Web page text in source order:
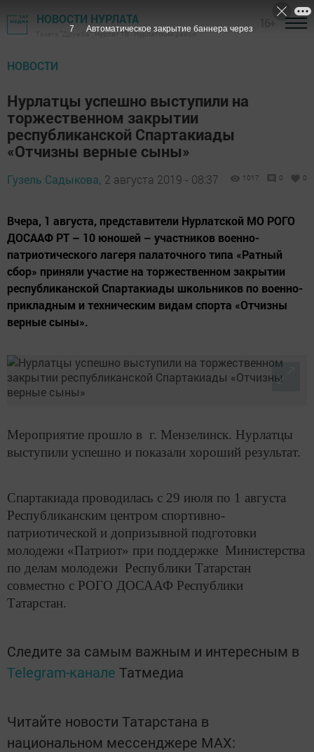
НОВОСТИ НУРЛАТА
Газета "Дружба", Нурлат ТВ - Нурлатский район
НОВОСТИ
Нурлатцы успешно выступили на
торжественном закрытии
республиканской Спартакиады
«Отчизны верные сыны»
Гузель Садыкова, 2 августа 2019 - 08:37 1017 0 0
Вчера, 1 августа, представители Нурлатской МО РОГО
ДОСААФ РТ – 10 юношей – участников военно-
патриотического лагеря палаточного типа «Ратный
сбор» приняли участие на торжественном закрытии
республиканской Спартакиады школьников по военно-
прикладным и техническим видам спорта «Отчизны
верные сыны».
Мероприятие прошло в г. Мензелинск. Нурлатцы
выступили успешно и показали хороший результат.
Спартакиада проводилась с 29 июля по 1 августа
Республиканским центром спортивно-
патриотической и допризывной подготовки
молодежи «Патриот» при поддержке Министерства
по делам молодежи Республики Татарстан
совместно с РОГО ДОСААФ Республики
Татарстан.
Следите за самым важным и интересным в
Telegram-канале Татмедиа
Читайте новости Татарстана в
национальном мессенджере MАХ:
6 Автоматическое закрытие баннера через